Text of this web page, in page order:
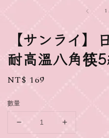
1
【サンライ
耐高溫八角筷
Regular
NT$ 169
數量